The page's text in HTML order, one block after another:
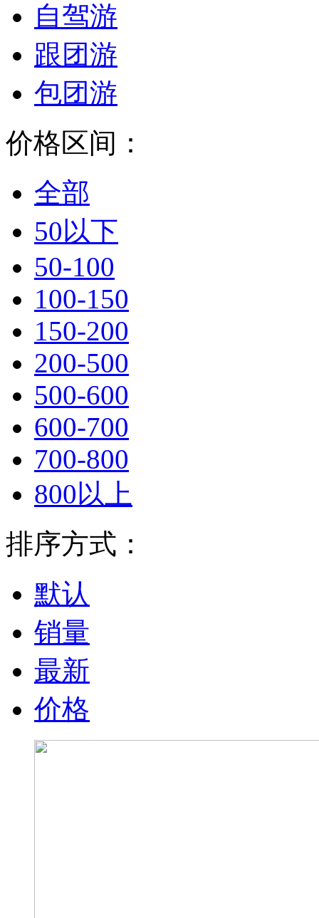
自驾游
跟团游
包团游
价格区间：
全部
50以下
50-100
100-150
150-200
200-500
500-600
600-700
700-800
800以上
排序方式：
默认
销量
最新
价格